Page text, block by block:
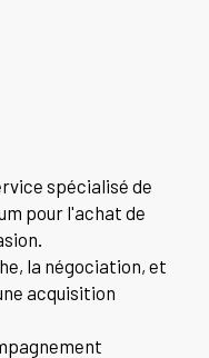
spécialisé de
pour l'achat de
la négociation, et
acquisition